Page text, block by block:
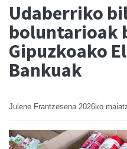
Udaberriko
boluntarioak
Gipuzkoako
Bankuak
Julene Frantzesena 2026ko